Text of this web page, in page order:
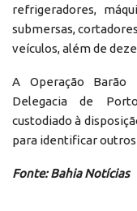
refrigeradores,
submersas,
veículos, além de
A Operação Barão
Delegacia de
custodiado à
para identificar
Fonte: Bahia Notícias